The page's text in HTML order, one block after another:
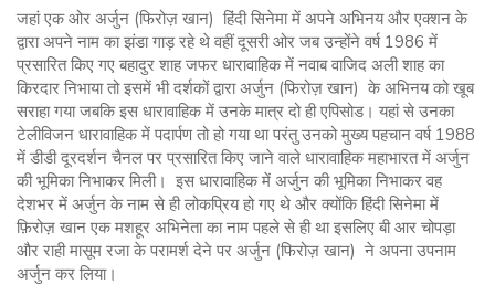
जहां एक ओर अर्जुन (फिरोज़ खान) हिंदी सिनेमा में अपने अभिनय और एक्शन के
द्वारा अपने नाम का झंडा गाड़ रहे थे वहीं दूसरी ओर जब उन्होंने वर्ष 1986 में
प्रसारित किए गए बहादुर शाह जफर धारावाहिक में नवाब वाजिद अली शाह का
किरदार निभाया तो इसमें भी दर्शकों द्वारा अर्जुन (फिरोज़ खान) के अभिनय को खूब
सराहा गया जबकि इस धारावाहिक में उनके मात्र दो ही एपिसोड। यहां से उनका
टेलीविजन धारावाहिक में पदार्पण तो हो गया था परंतु उनको मुख्य पहचान वर्ष 1988
में डीडी दूरदर्शन चैनल पर प्रसारित किए जाने वाले धारावाहिक महाभारत में अर्जुन
की भूमिका निभाकर मिली। इस धारावाहिक में अर्जुन की भूमिका निभाकर वह
देशभर में अर्जुन के नाम से ही लोकप्रिय हो गए थे और क्योंकि हिंदी सिनेमा में
फ़िरोज़ खान एक मशहूर अभिनेता का नाम पहले से ही था इसलिए बी आर चोपड़ा
और राही मासूम रजा के परामर्श देने पर अर्जुन (फिरोज़ खान) ने अपना उपनाम
अर्जुन कर लिया।